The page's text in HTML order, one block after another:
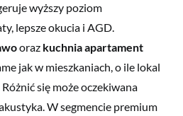
wyższy poziom
lepsze okucia i AGD.
oraz kuchnia apartament
jak w mieszkaniach, o ile lokal
się może oczekiwana
W segmencie premium